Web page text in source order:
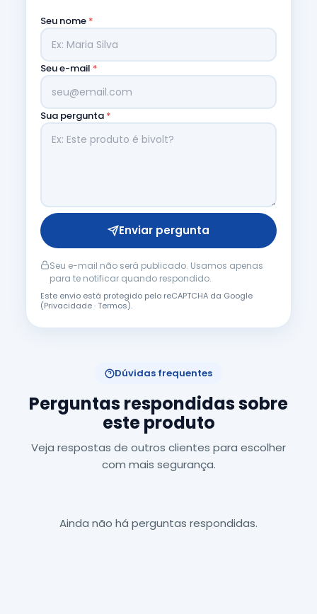
Seu nome *
Seu e-mail *
Sua pergunta *
Enviar pergunta
Seu e-mail não será publicado. Usamos apenas
para te notificar quando respondido.
Este envio está protegido pelo reCAPTCHA da Google
(Privacidade·Termos).
Dúvidas frequentes
Perguntas respondidas sobre
este produto
Veja respostas de outros clientes para escolher
com mais segurança.
Ainda não há perguntas respondidas.